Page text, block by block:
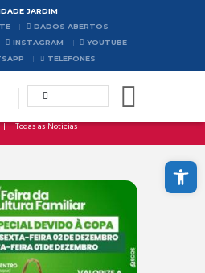
Abrir a barra de ferramentas
JARDIM
DADOS ABERTOS
INSTAGRAM
YOUTUBE
TELEFONES
Todas as Noticias